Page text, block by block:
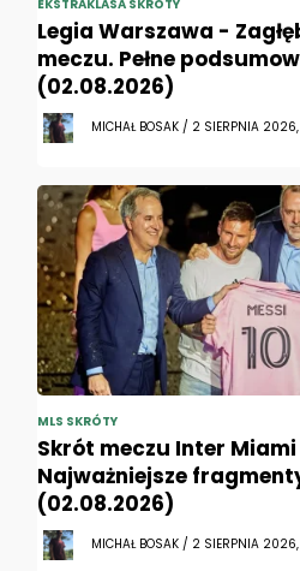
EKSTRAKLASA SKRÓTY
Legia Warszawa -
meczu. Pełne
(02.08.2026)
MICHAŁ BOSAK / 2 SIERPNIA
MLS SKRÓTY
Skrót meczu Inter
Najważniejsze
(02.08.2026)
MICHAŁ BOSAK / 2 SIERPNIA